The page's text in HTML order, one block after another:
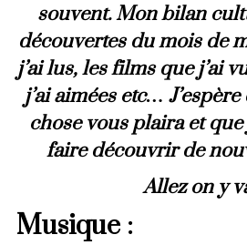
souvent. Mon bilan
découvertes du mois de
j’ai lus, les films que j’ai
j’ai aimées etc…
chose vous plaira et
faire découvrir de
Allez on y
Musique :